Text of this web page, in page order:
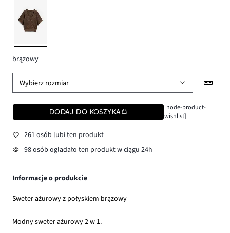
brązowy
Wybierz rozmiar
DODAJ DO KOSZYKA
[node-product-
wishlist]
261 osób lubi ten produkt
98 osób oglądało ten produkt w ciągu 24h
Informacje o produkcie
Sweter ażurowy z połyskiem brązowy
Modny sweter ażurowy 2 w 1.